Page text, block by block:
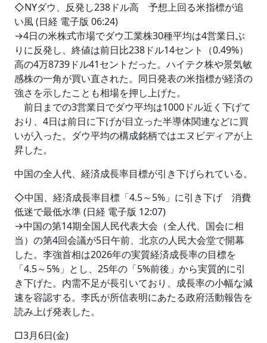
◇NYダウ、反発し238ドル高 予想上回る米指標が追
い風 (日経 電子版 06:24)
→4日の米株式市場でダウ工業株30種平均は4営業日ぶ
りに反発し、終値は前日比238ドル14セント（0.49%）
高の4万8739ドル41セントだった。ハイテク株や景気敏
感株の一角が買い直された。同日発表の米指標が経済の
強さを示したことも相場を押し上げた。
前日までの3営業日でダウ平均は1000ドル近く下げて
おり、4日は前日に下げが目立った半導体関連などに買
いが入った。ダウ平均の構成銘柄ではエヌビディアが上
昇した。
中国の全人代、経済成長率目標が引き下げられている。
◇中国、経済成長率目標「4.5～5%」に引き下げ 消費
低迷で最低水準 (日経 電子版 12:07)
→中国の第14期全国人民代表大会（全人代、国会に相
当）の第4回会議が5日午前、北京の人民大会堂で開幕
した。李強首相は2026年の実質経済成長率の目標を
「4.5～5%」とし、25年の「5%前後」から実質的に引
き下げた。内需不足が長引いており、成長率の小幅な減
速を容認する。李氏が所信表明にあたる政府活動報告を
読み上げ発表した。
□3月6日(金)